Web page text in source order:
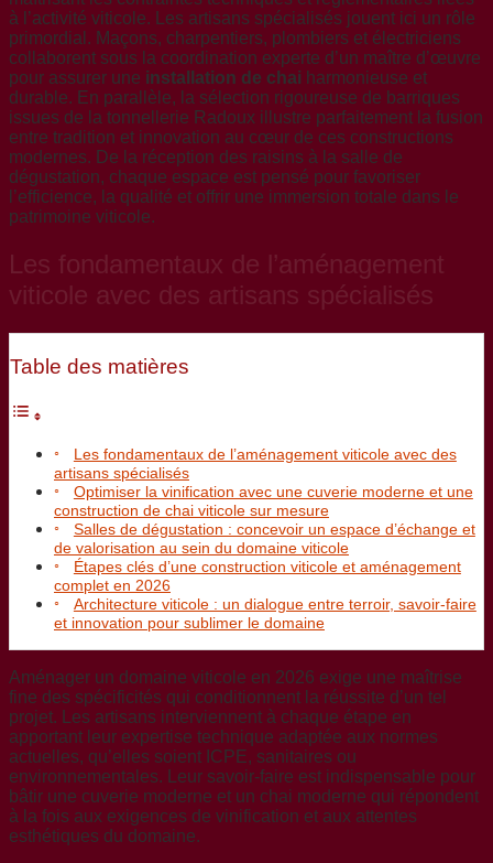
à l’activité viticole. Les artisans spécialisés jouent ici un rôle
primordial. Maçons, charpentiers, plombiers et électriciens
collaborent sous la coordination experte d’un maître d’œuvre
pour assurer une installation de chai harmonieuse et
durable. En parallèle, la sélection rigoureuse de barriques
issues de la tonnellerie Radoux illustre parfaitement la fusion
entre tradition et innovation au cœur de ces constructions
modernes. De la réception des raisins à la salle de
dégustation, chaque espace est pensé pour favoriser
l’efficience, la qualité et offrir une immersion totale dans le
patrimoine viticole.
Les fondamentaux de l’aménagement
viticole avec des artisans spécialisés
Table des matières
Les fondamentaux de l’aménagement viticole avec des
artisans spécialisés
Optimiser la vinification avec une cuverie moderne et une
construction de chai viticole sur mesure
Salles de dégustation : concevoir un espace d’échange et
de valorisation au sein du domaine viticole
Étapes clés d’une construction viticole et aménagement
complet en 2026
Architecture viticole : un dialogue entre terroir, savoir-faire
et innovation pour sublimer le domaine
Aménager un domaine viticole en 2026 exige une maîtrise
fine des spécificités qui conditionnent la réussite d’un tel
projet. Les artisans interviennent à chaque étape en
apportant leur expertise technique adaptée aux normes
actuelles, qu’elles soient ICPE, sanitaires ou
environnementales. Leur savoir-faire est indispensable pour
bâtir une cuverie moderne et un chai moderne qui répondent
à la fois aux exigences de vinification et aux attentes
esthétiques du domaine.